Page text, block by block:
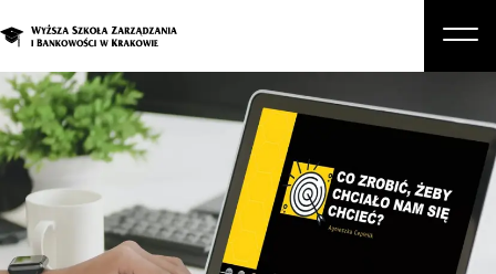
O nas
Studia
Studia podyplomowe i kursy
Kandydat